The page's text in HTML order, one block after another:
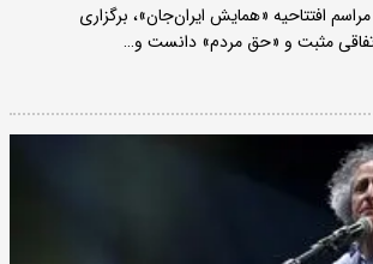
افتتاحیه «همایش ایران‌جان»، برگزاری
مثبت و «حق مردم» دانست و…